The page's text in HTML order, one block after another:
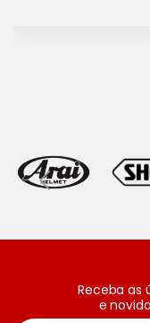
Receba as
e